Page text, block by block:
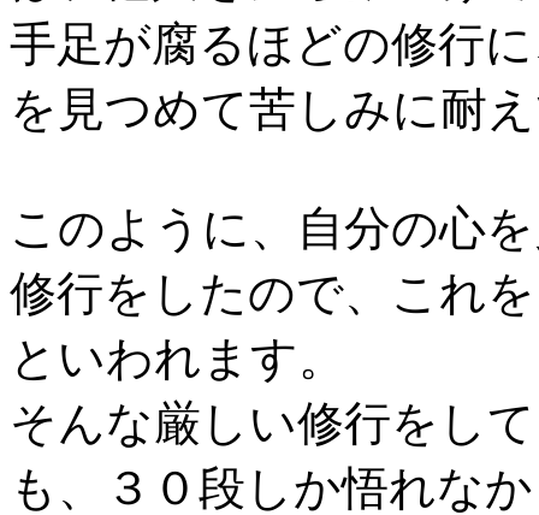
手足が腐るほどの修行
を見つめて苦しみに耐
このように、自分の心
修行をしたので、これ
といわれます。
そんな厳しい修行をし
も、３０段しか悟れな